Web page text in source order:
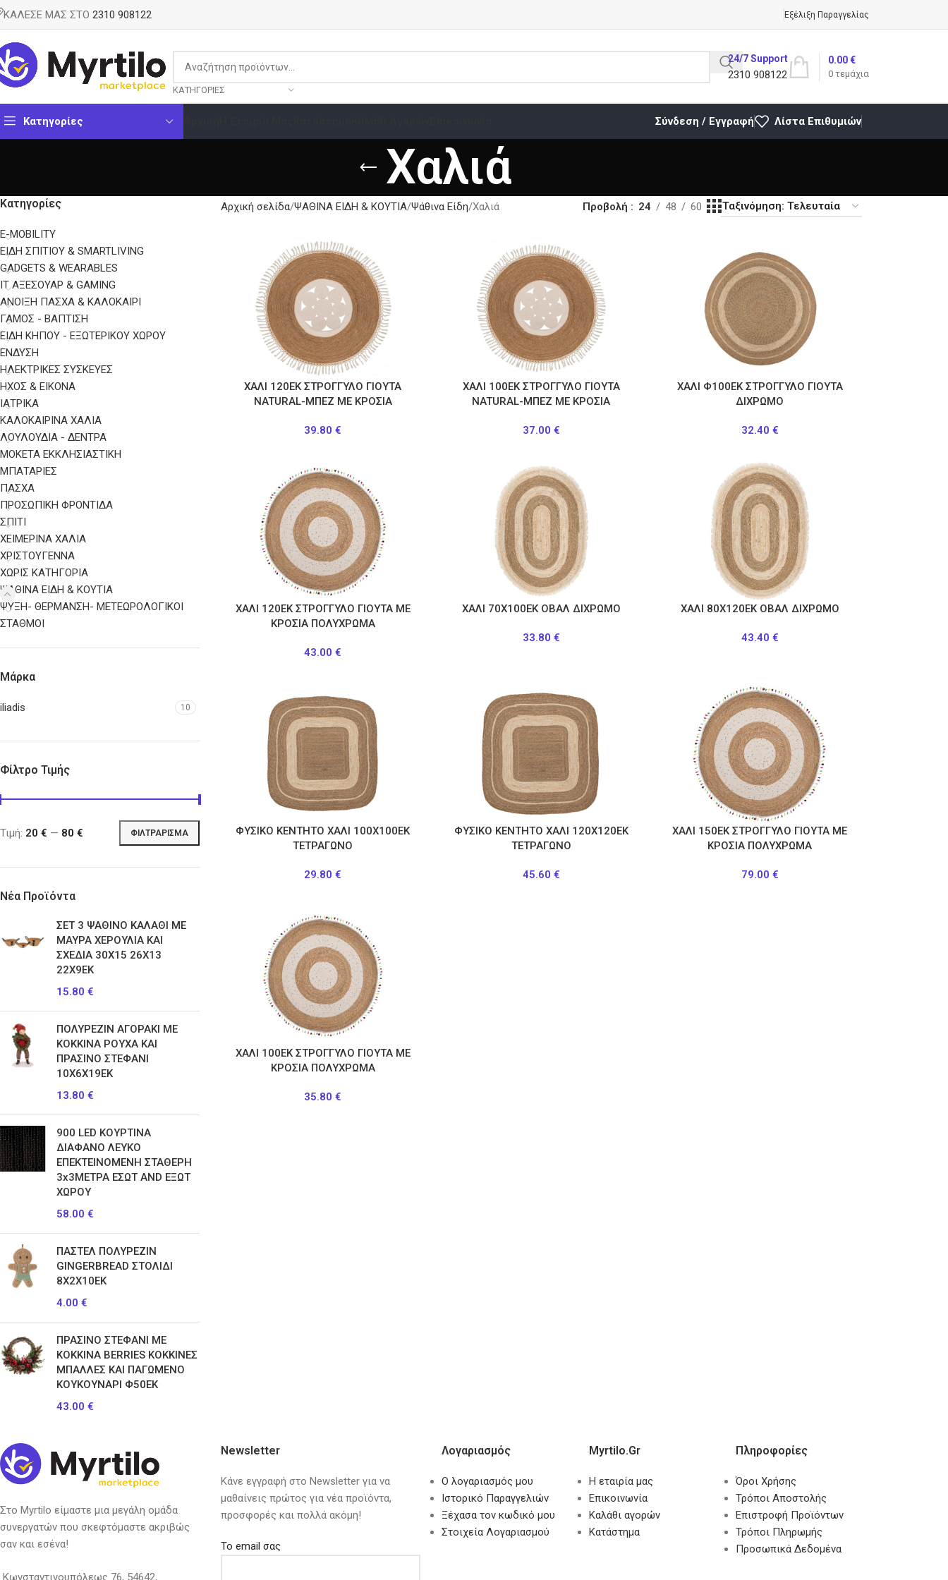
ΚΑΛΕΣΕ ΜΑΣ ΣΤΟ 2310 908122 Εξέλιξη Παραγγελίας
ΚΑΤΗΓΟΡΊΕΣ
24/7 Support
2310 908122 0 τεμάχια
0.00€
Κατηγορίες Σύνδεση / Εγγραφή Λίστα Επιθυμιών
Χαλιά
Κατηγορίες
E-MOBILITY
EΊΔΗ ΣΠΙΤΙΟΎ & SMARTLIVING
GADGETS & WEARABLES
IT ΑΞΕΣΟΥΆΡ & GAMING
ΑΝΟΙΞΗ ΠΑΣΧΑ & ΚΑΛΟΚΑΙΡΙ
ΓΑΜΟΣ - ΒΑΠΤΙΣΗ
ΕΙΔΗ ΚΗΠΟΥ - ΕΞΩΤΕΡΙΚΟΥ ΧΩΡΟΥ
ΈΝΔΥΣΗ
ΗΛΕΚΤΡΙΚΈΣ ΣΥΣΚΕΥΈΣ
ΉΧΟΣ & ΕΙΚΌΝΑ
ΙΑΤΡΙΚΆ
ΚΑΛΟΚΑΙΡΙΝΑ ΧΑΛΙΑ
ΛΟΥΛΟΥΔΙΑ - ΔΕΝΤΡΑ
ΜΟΚΕΤΑ ΕΚΚΛΗΣΙΑΣΤΙΚΗ
ΜΠΑΤΑΡΊΕΣ
ΠΑΣΧΑ
ΠΡΟΣΩΠΙΚΉ ΦΡΟΝΤΊΔΑ
ΣΠΙΤΙ
ΧΕΙΜΕΡΙΝΑ ΧΑΛΙΑ
ΧΡΙΣΤΟΥΓΕΝΝΑ
ΧΩΡΊΣ ΚΑΤΗΓΟΡΊΑ
ΨΑΘΙΝΑ ΕΙΔΗ & ΚΟΥΤΙΑ
ΨΎΞΗ- ΘΈΡΜΑΝΣΗ- ΜΕΤΕΩΡΟΛΟΓΙΚΟΊ
ΣΤΑΘΜΟΊ
Μάρκα
iliadis 10
Φίλτρο Τιμής
ΦΙΛΤΡΆΡΙΣΜΑ
Τιμή: 20 € — 80 €
Νέα Προϊόντα
ΣΕΤ 3 ΨΑΘΙΝΟ ΚΑΛΑΘΙ ΜΕ
ΜΑΥΡΑ ΧΕΡΟΥΛΙΑ ΚΑΙ
ΣΧΕΔΙΑ 30Χ15 26Χ13
22Χ9ΕΚ
15.80 €
ΠΟΛΥΡΕΖΙΝ ΑΓΟΡΑΚΙ ΜΕ
ΚΟΚΚΙΝΑ ΡΟΥΧΑ ΚΑΙ
ΠΡΑΣΙΝΟ ΣΤΕΦΑΝΙ
10Χ6Χ19ΕΚ
13.80 €
900 LED ΚΟΥΡΤΙΝΑ
ΔΙΑΦΑΝΟ ΛΕΥΚΟ
ΕΠΕΚΤΕΙΝΟΜΕΝΗ ΣΤΑΘΕΡΗ
3x3METPA ΕΣΩΤ AND ΕΞΩΤ
ΧΩΡΟΥ
58.00 €
ΠΑΣΤΕΛ ΠΟΛΥΡΕΖΙΝ
GINGERBREAD ΣΤΟΛΙΔΙ
8Χ2Χ10ΕΚ
4.00 €
ΠΡΑΣΙΝΟ ΣΤΕΦΑΝΙ ΜΕ
ΚΟΚΚΙΝΑ BERRIES ΚΟΚΚΙΝΕΣ
ΜΠΑΛΛΕΣ ΚΑΙ ΠΑΓΩΜΕΝΟ
ΚΟΥΚΟΥΝΑΡΙ Φ50ΕΚ
43.00 €
Αρχική σελίδα ΨΑΘΙΝΑ ΕΙΔΗ & ΚΟΥΤΙΑ Ψάθινα Είδη Χαλιά Προβολή 24 48 60
ΧΑΛΙ 120ΕΚ ΣΤΡΟΓΓΥΛΟ ΓΙΟΥΤΑ
NATURAL-ΜΠΕΖ ΜΕ ΚΡΟΣΙΑ
39.80€
ΧΑΛΙ 100ΕΚ ΣΤΡΟΓΓΥΛΟ ΓΙΟΥΤΑ
NATURAL-ΜΠΕΖ ΜΕ ΚΡΟΣΙΑ
37.00 €
ΧΑΛΙ Φ100ΕΚ ΣΤΡΟΓΓΥΛΟ ΓΙΟΥΤΑ
ΔΙΧΡΩΜΟ
32.40 €
ΧΑΛΙ 120ΕΚ ΣΤΡΟΓΓΥΛΟ ΓΙΟΥΤΑ ΜΕ
ΚΡΟΣΙΑ ΠΟΛΥΧΡΩΜΑ
43.00€
ΧΑΛΙ 70Χ100ΕΚ ΟΒΑΛ ΔΙΧΡΩΜΟ
33.80 €
ΧΑΛΙ 80Χ120ΕΚ ΟΒΑΛ ΔΙΧΡΩΜΟ
43.40 €
ΦΥΣΙΚΟ ΚΕΝΤΗΤΟ ΧΑΛΙ 100Χ100ΕΚ
ΤΕΤΡΑΓΩΝΟ
29.80€
ΦΥΣΙΚΟ ΚΕΝΤΗΤΟ ΧΑΛΙ 120Χ120ΕΚ
ΤΕΤΡΑΓΩΝΟ
45.60 €
ΧΑΛΙ 150ΕΚ ΣΤΡΟΓΓΥΛΟ ΓΙΟΥΤΑ ΜΕ
ΚΡΟΣΙΑ ΠΟΛΥΧΡΩΜΑ
79.00 €
ΧΑΛΙ 100ΕΚ ΣΤΡΟΓΓΥΛΟ ΓΙΟΥΤΑ ΜΕ
ΚΡΟΣΙΑ ΠΟΛΥΧΡΩΜΑ
35.80€
Στο Myrtilo είμαστε μια μεγάλη ομάδα
συνεργατών που σκεφτόμαστε ακριβώς
σαν και εσένα!
Κωνσταντινουπόλεως 76, 54642,
Newsletter
Κάνε εγγραφή στο Newsletter για να
μαθαίνεις πρώτος για νέα προϊόντα,
προσφορές και πολλά ακόμη!
Το email σας
Λογαριασμός
Ο λογαριασμός μου
Ιστορικό Παραγγελιών
Ξέχασα τον κωδικό μου
Στοιχεία Λογαριασμού
Myrtilo.gr
Η εταιρία μας
Επικοινωνία
Καλάθι αγορών
Κατάστημα
Πληροφορίες
Όροι Χρήσης
Τρόποι Αποστολής
Επιστροφή Προϊόντων
Τρόποι Πληρωμής
Προσωπικά Δεδομένα